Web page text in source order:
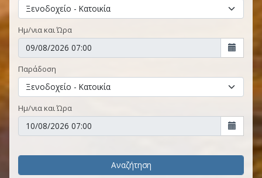
Ημ/νια και Ώρα
Παράδοση
Ημ/νια και Ώρα
Αναζήτηση